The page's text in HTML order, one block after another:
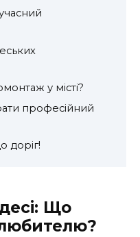
у місті?
професійний
доріг!
Що